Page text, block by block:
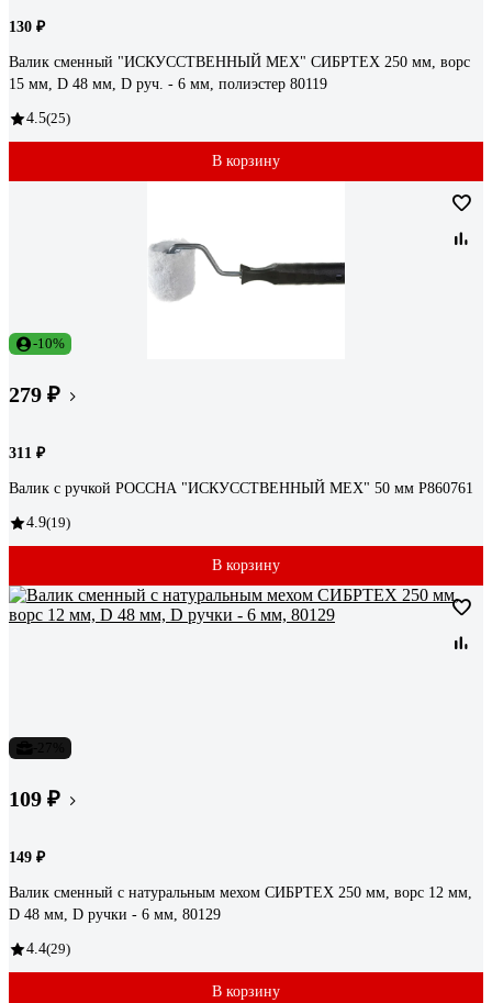
130 ₽
Валик сменный "ИСКУССТВЕННЫЙ МЕХ" СИБРТЕХ 250 мм, ворс
15 мм, D 48 мм, D руч. - 6 мм, полиэстер 80119
4.5(25)
В корзину
-10%
279 ₽
311 ₽
Валик с ручкой РОССНА "ИСКУССТВЕННЫЙ МЕХ" 50 мм Р860761
4.9(19)
В корзину
109 ₽
149 ₽
Валик сменный с натуральным мехом СИБРТЕХ 250 мм, ворс 12 мм,
D 48 мм, D ручки - 6 мм, 80129
4.4(29)
В корзину